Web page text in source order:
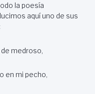
la poesía
aquí uno de sus
de medroso,
en mi pecho,